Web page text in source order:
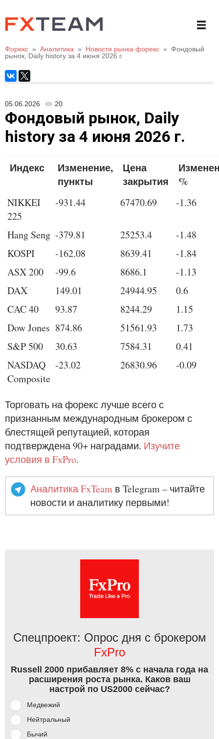
Форекс » Аналитика » Новости рынка форекс » Фондовый
рынок, Daily history за 4 июня 2026 г.
05.06.2026 20
Фондовый рынок, Daily
history за 4 июня 2026 г.
Индекс
Изменение,
пункты
Цена
закрытия
%
NIKKEI
225
-931.44 67470.69 -1.36
Hang Seng -379.81 25253.4
-1.48
KOSPI
-162.08 8639.41
-1.84
ASX 200
-99.6 8686.1
-1.13
DAX
149.01 24944.95
0.6
CAC 40
93.87 8244.29
1.15
Dow Jones 874.86 51561.93
1.73
S&P 500
30.63 7584.31
0.41
NASDAQ
Composite
-23.02 26830.96 -0.09
Торговать на форекс лучше всего с
признанным международным брокером с
блестящей репутацией, которая
подтверждена 90+ наградами. Изучите
условия в FxPro.
Аналитика FxTeam в Telegram – читайте
новости и аналитику первыми!
Спецпроект: Опрос дня с брокером
FxPro
Russell 2000 прибавляет 8% с начала года на
расширения роста рынка. Каков ваш
настрой по US2000 сейчас?
Медвежий
Нейтральный
Бычий